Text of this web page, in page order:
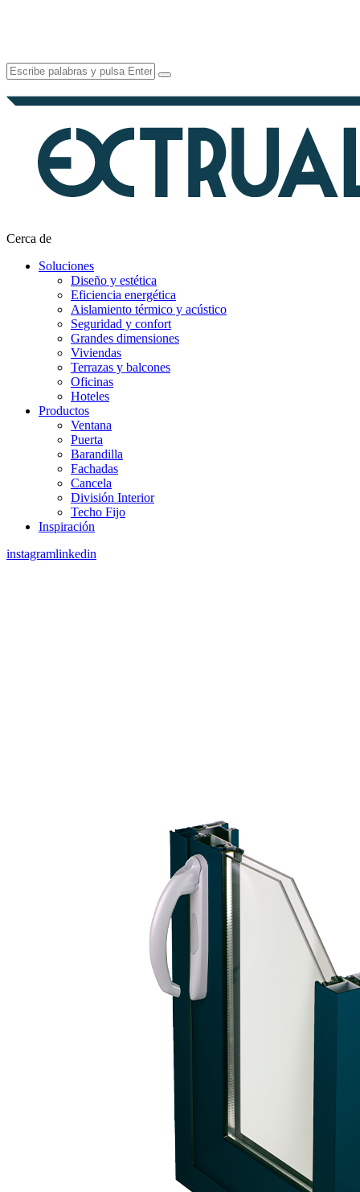
Cerca de
Soluciones
Diseño y estética
Eficiencia energética
Aislamiento térmico y acústico
Seguridad y confort
Grandes dimensiones
Viviendas
Terrazas y balcones
Oficinas
Hoteles
Productos
Ventana
Puerta
Barandilla
Fachadas
Cancela
División Interior
Techo Fijo
Inspiración
instagramlinkedin